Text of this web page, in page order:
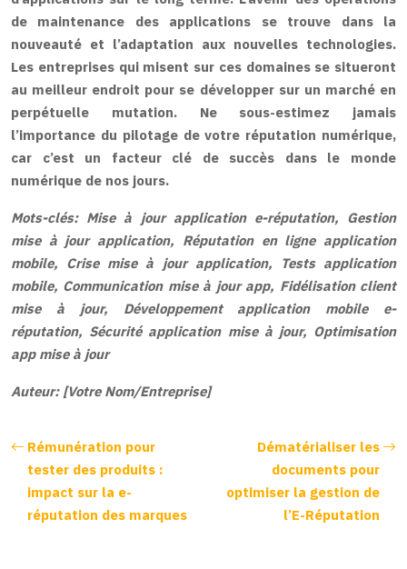
de maintenance des applications se trouve dans la
nouveauté et l’adaptation aux nouvelles technologies.
Les entreprises qui misent sur ces domaines se situeront
au meilleur endroit pour se développer sur un marché en
perpétuelle mutation. Ne sous-estimez jamais
l’importance du pilotage de votre réputation numérique,
car c’est un facteur clé de succès dans le monde
numérique de nos jours.
Mots-clés: Mise à jour application e-réputation, Gestion
mise à jour application, Réputation en ligne application
mobile, Crise mise à jour application, Tests application
mobile, Communication mise à jour app, Fidélisation client
mise à jour, Développement application mobile e-
réputation, Sécurité application mise à jour, Optimisation
app mise à jour
Auteur: [Votre Nom/Entreprise]
Rémunération pour
tester des produits :
impact sur la e-
réputation des marques
Dématérialiser les
documents pour
optimiser la gestion de
l’E-Réputation